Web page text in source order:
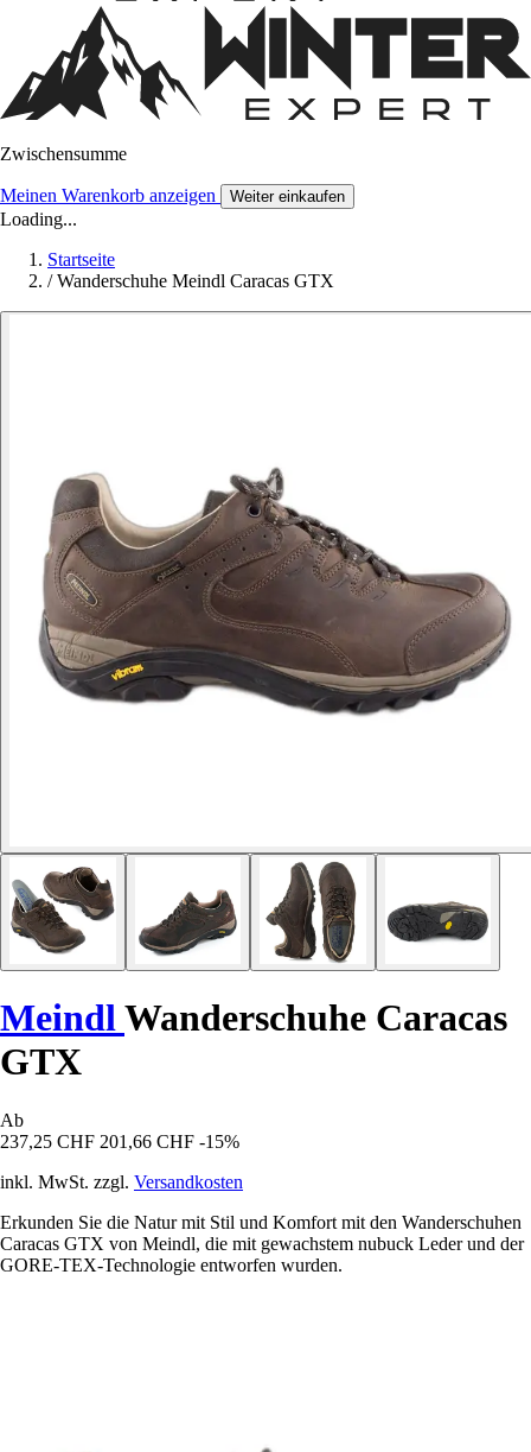
Zwischensumme
Meinen Warenkorb anzeigen Weiter einkaufen
Loading...
Startseite
/ Wanderschuhe Meindl Caracas GTX
MeindlWanderschuhe Caracas
GTX
Ab
237,25 CHF 201,66 CHF -15%
inkl. MwSt. zzgl. Versandkosten
Erkunden Sie die Natur mit Stil und Komfort mit den Wanderschuhen
Caracas GTX von Meindl, die mit gewachstem nubuck Leder und der
GORE-TEX-Technologie entworfen wurden.